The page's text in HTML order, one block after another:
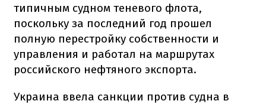
типичным судном теневого флота,
поскольку за последний год прошел
полную перестройку собственности и
управления и работал на маршрутах
российского нефтяного экспорта.
Украина ввела санкции против судна в